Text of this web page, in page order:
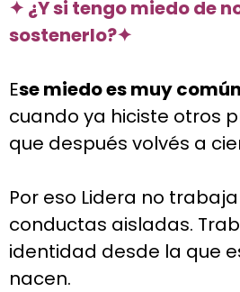
✦ ¿Y si tengo miedo de
sostenerlo?✦
Ese miedo es muy
cuando ya hiciste otros
que después volvés a
Por eso Lidera no
conductas aisladas.
identidad desde la que
nacen.